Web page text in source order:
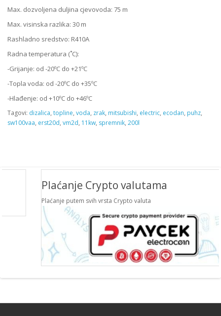
Max. dozvoljena duljina cjevovoda: 75 m
Max. visinska razlika: 30 m
Rashladno sredstvo: R410A
Radna temperatura (˚C):
-Grijanje: od -20ºC do +21ºC
-Topla voda: od -20ºC do +35ºC
-Hlađenje: od +10ºC do +46ºC
Tagovi: dizalica, topline, voda, zrak, mitsubishi, electric, ecodan, puhz,
sw100vaa, erst20d, vm2d, 11kw, spremnik, 200l
Plaćanje Crypto valutama
Plaćanje putem svih vrsta Crypto valuta